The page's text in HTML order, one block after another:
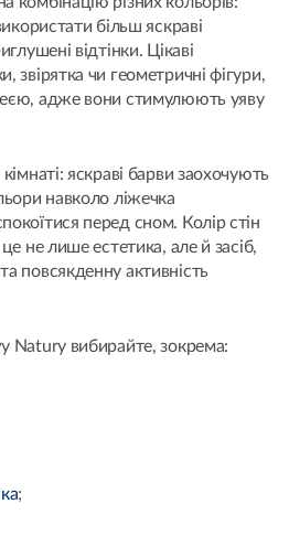
більш яскраві
відтінки. Цікаві
звірятка чи геометричні фігури,
адже вони стимулюють уяву
яскраві барви заохочують
навколо ліжечка
перед сном. Колір стін
не лише естетика, але й засіб,
повсякденну активність
Natury вибирайте, зокрема:
;